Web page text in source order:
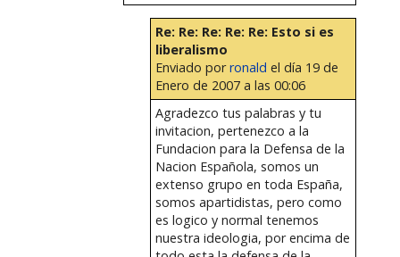
Re: Re: Re: Re: Re: Esto si es
liberalismo
Enviado porronald el día 19 de
Enero de 2007 a las 00:06
Agradezco tus palabras y tu
invitacion, pertenezco a la
Fundacion para la Defensa de la
Nacion Española, somos un
extenso grupo en toda España,
somos apartidistas, pero como
es logico y normal tenemos
nuestra ideologia, por encima de